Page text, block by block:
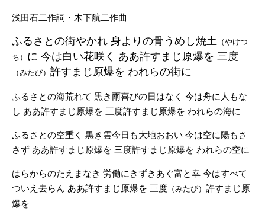
浅田石二作詞・木下航二作曲
ふるさとの街やかれ 身よりの骨うめし焼土 （やけつ
ち） に 今は白い花咲く ああ許すまじ原爆を 三度
（みたび） 許すまじ原爆を われらの街に
ふるさとの海荒れて 黒き雨喜びの日はなく 今は舟に人もな
し ああ許すまじ原爆を 三度許すまじ原爆を われらの海に
ふるさとの空重く 黒き雲今日も大地おおい 今は空に陽もさ
さず ああ許すまじ原爆を 三度許すまじ原爆を われらの空に
はらからのたえまなき 労働にきずきあぐ富と幸 今はすべて
ついえ去らん ああ許すまじ原爆を 三度 （みたび） 許すまじ原
爆を